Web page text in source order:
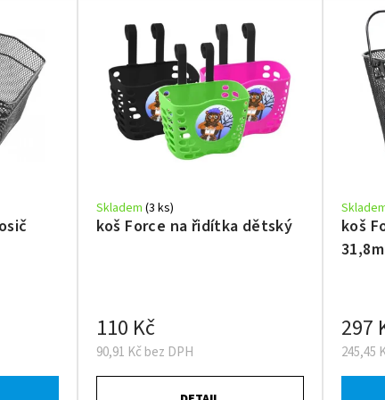
koš Force na řidítka dětský
Skladem (3 ks)
90,91 Kč bez DPH
110 Kč
koš
245,45
297